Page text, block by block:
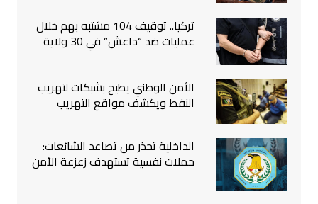
تركيا.. توقيف 104 مشتبه بهم خلال
عمليات ضد “داعش” في 30 ولاية
الأمن الوطني يطيح بشبكات لتهريب
النفط ويكشف مواقع التهريب
الداخلية تحذر من تصاعد الشائعات:
حملات نفسية تستهدف زعزعة الأمن